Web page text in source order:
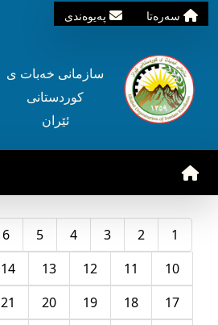
سه‌ره‌تا په‌یوه‌ندی
سازمانی خه‌بات ی
کوردستانی
ئێران
1
2
3
4
5
6
10
11
12
13
14
17
18
19
20
21